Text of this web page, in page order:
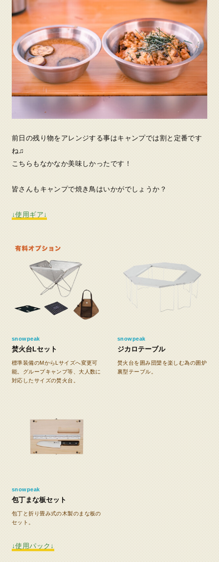
前日の残り物をアレンジする事はキャンプでは割と定番です
ね♫
こちらもなかなか美味しかったです！
皆さんもキャンプで焼き鳥はいかがでしょうか？
↓使用ギア↓
snowpeak
焚火台Lセット
標準装備のMからLサイズへ変更可
能。グループキャンプ等、大人数に
対応したサイズの焚火台。
snowpeak
ジカロテーブル
焚火台を囲み団欒を楽しむ為の囲炉
裏型テーブル。
snowpeak
包丁まな板セット
包丁と折り畳み式の木製のまな板の
セット。
↓使用パック↓